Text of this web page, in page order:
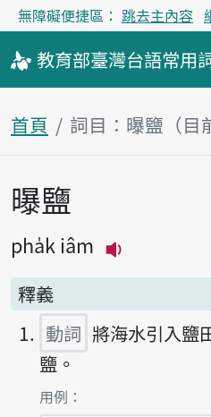
無障礙便捷區： 跳去主內容
教育部臺灣台語常用
首頁 詞目：曝鹽（目
主內容區塊
曝鹽
pha̍k iâm
釋義
動詞 將海水引入鹽
鹽。
第1項釋義的
用例：